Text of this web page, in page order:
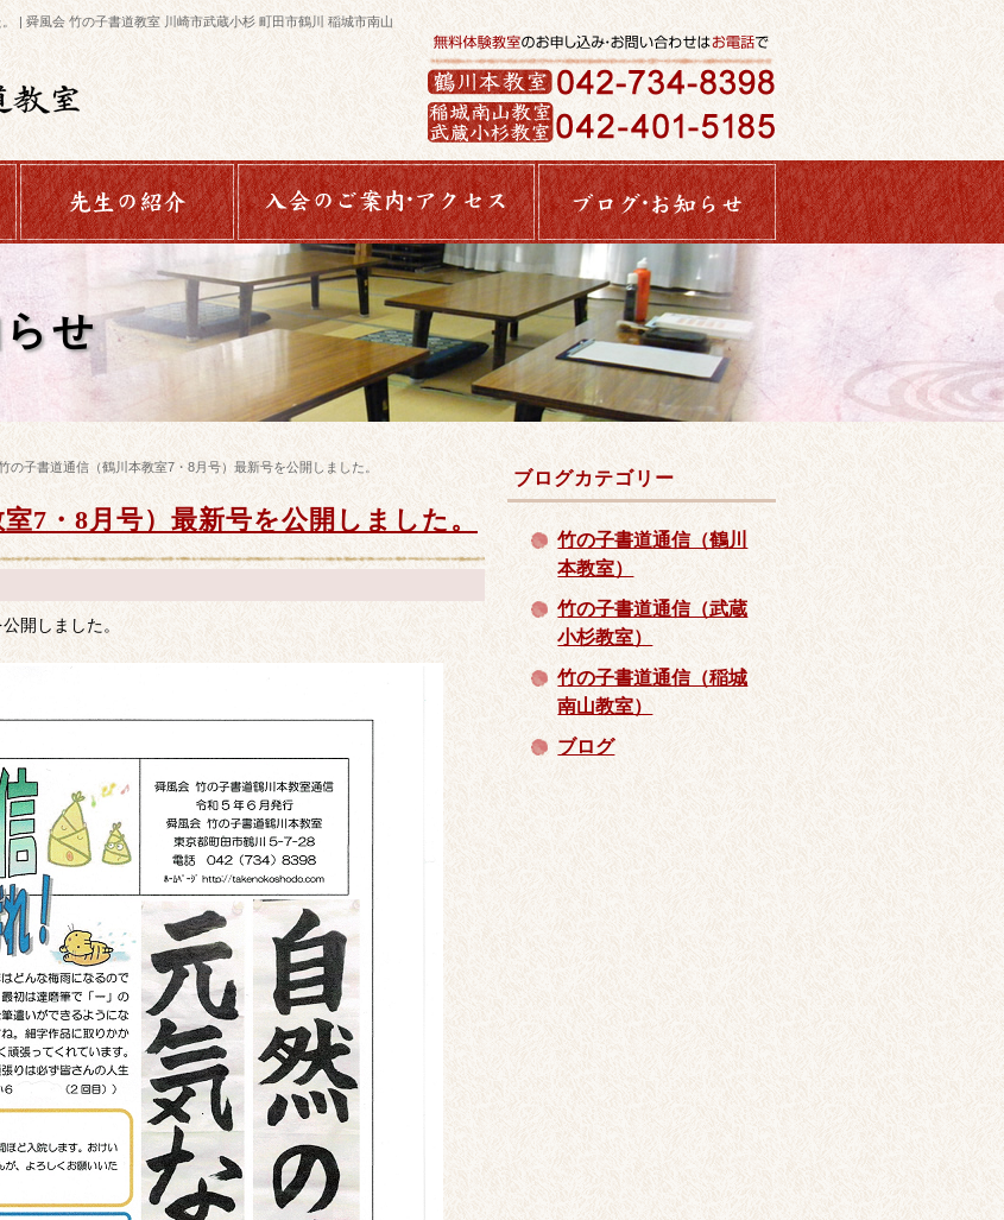
| 舜風会 竹の子書道教室 川崎市武蔵小杉 町田市鶴川 稲城市南山
せ
の子書道通信（鶴川本教室7・8月号）最新号を公開しました。
7・8月号）最新号を公開しました。
開しました。
ブログカテゴリー
竹の子書道通信（鶴川
本教室）
竹の子書道通信（武蔵
小杉教室）
竹の子書道通信（稲城
南山教室）
ブログ